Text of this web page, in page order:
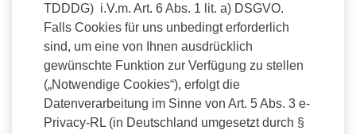
TDDDG) i.V.m. Art. 6 Abs. 1 lit. a) DSGVO.
Falls Cookies für uns unbedingt erforderlich
sind, um eine von Ihnen ausdrücklich
gewünschte Funktion zur Verfügung zu stellen
(„Notwendige Cookies“), erfolgt die
Datenverarbeitung im Sinne von Art. 5 Abs. 3 e-
Privacy-RL (in Deutschland umgesetzt durch §